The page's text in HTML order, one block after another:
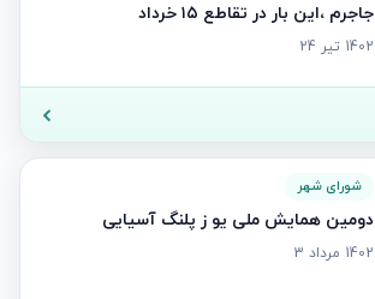
جاجرم ،این بار در تقاطع ۱۵ خرداد
1402 تیر 24
شورای شهر
دومین همایش ملی یو ز پلنگ آسیایی
1402 مرداد 3